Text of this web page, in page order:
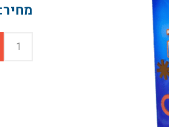
מחיר: